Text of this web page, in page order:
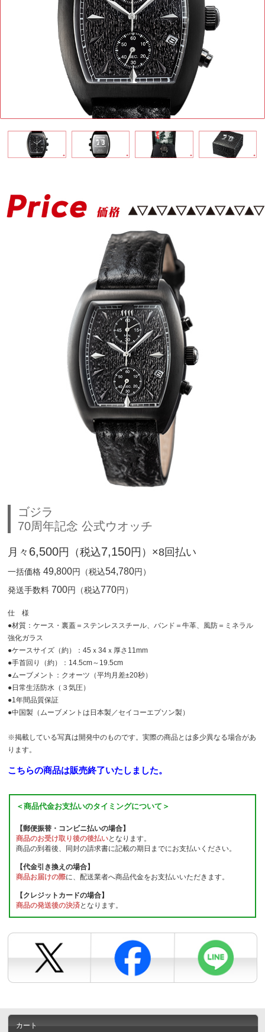
ゴジラ
70周年記念 公式ウオッチ
月々 6,500円（税込7,150円）×8回払い
一括価格49,800円（税込54,780円）
発送手数料700円（税込770円）
仕 様
●材質：ケース・裏蓋＝ステンレススチール、バンド＝牛革、風防＝ミネラル
強化ガラス
●ケースサイズ（約）：45ｘ34ｘ厚さ11mm
●手首回り（約）：14.5cm～19.5cm
●ムーブメント：クオーツ（平均月差±20秒）
●日常生活防水（３気圧）
●1年間品質保証
●中国製（ムーブメントは日本製／セイコーエプソン製）
※掲載している写真は開発中のものです。実際の商品とは多少異なる場合があ
ります。
こちらの商品は販売終了いたしました。
＜商品代金お支払いのタイミングについて＞
【郵便振替・コンビニ払いの場合】
商品のお受け取り後の後払いとなります。
商品の到着後、同封の請求書に記載の期日までにお支払いください。
【代金引き換えの場合】
商品お届けの際に、配送業者へ商品代金をお支払いいただきます。
【クレジットカードの場合】
商品の発送後の決済となります。
カート